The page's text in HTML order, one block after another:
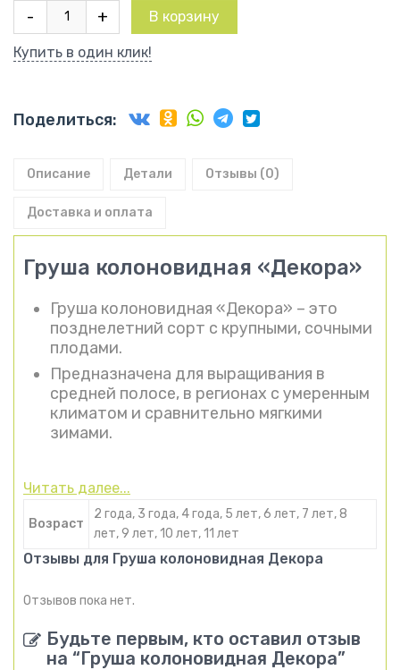
-
Количество
Груша
+ В корзину
Купить в один клик!
Поделиться:
Описание Детали Отзывы (0)
Доставка и оплата
Груша колоновидная «Декора»
Груша колоновидная «Декора» – это
позднелетний сорт с крупными, сочными
плодами.
Предназначена для выращивания в
средней полосе, в регионах с умеренным
климатом и сравнительно мягкими
зимами.
Читать далее...
Возраст
2 года, 3 года, 4 года, 5 лет, 6 лет, 7 лет, 8
лет, 9 лет, 10 лет, 11 лет
Отзывы для Груша колоновидная Декора
Отзывов пока нет.
Будьте первым, кто оставил отзыв
на “Груша колоновидная Декора”